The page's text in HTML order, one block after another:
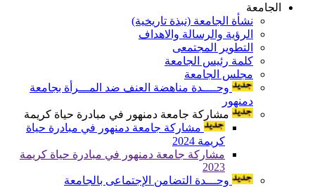
الجامعة
نشأة الجامعة (نبذة تاريخية)
الرؤية والرسالة والاهداف
التطوير المجتمعى
كلمة رئيس الجامعة
مجلس الجامعة
وحــــدة مناهضة العنف ضد المـــرأة بجامعة
دمنهور
مشاركة جامعة دمنهور في مبادرة حياة كريمة
مشاركة جامعة دمنهور في مبادرة حياة
كريمة 2024
مشاركة جامعة دمنهور في مبادرة حياة كريمة
2023
وحـــدة التضامن الإجتماعى بالجامعة